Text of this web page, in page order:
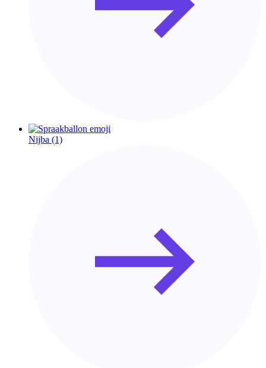
Nijba (1)